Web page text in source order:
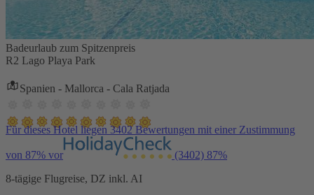
Badeurlaub zum Spitzenpreis
R2 Lago Playa Park
Spanien - Mallorca - Cala Ratjada
Für dieses Hotel liegen 3402 Bewertungen mit einer Zustimmung
von 87% vor (3402) 87%
8-tägige Flugreise, DZ inkl. AI